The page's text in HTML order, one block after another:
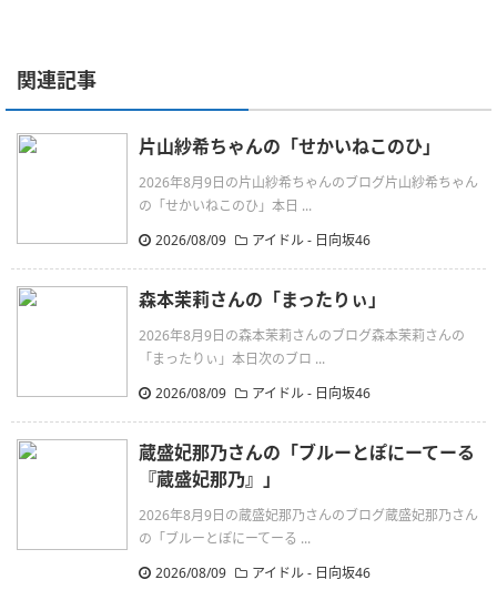
関連記事
片山紗希ちゃんの「せかいねこのひ」
2026年8月9日の片山紗希ちゃんのブログ片山紗希ちゃん
の「せかいねこのひ」本日 ...
2026/08/09
アイドル - 日向坂46
森本茉莉さんの「まったりぃ」
2026年8月9日の森本茉莉さんのブログ森本茉莉さんの
「まったりぃ」本日次のブロ ...
2026/08/09
アイドル - 日向坂46
蔵盛妃那乃さんの「ブルーとぽにーてーる
『蔵盛妃那乃』」
2026年8月9日の蔵盛妃那乃さんのブログ蔵盛妃那乃さん
の「ブルーとぽにーてーる ...
2026/08/09
アイドル - 日向坂46